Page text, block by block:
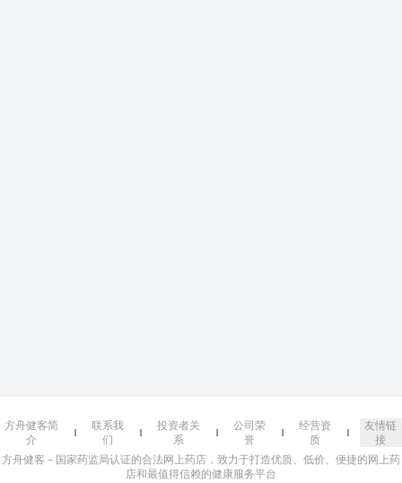
方舟健客简
介
联系我
们
投资者关
系
公司荣
誉
经营资
质
友情链
接
方舟健客－国家药监局认证的合法网上药店，致力于打造优质、低价、便捷的网上药
店和最值得信赖的健康服务平台